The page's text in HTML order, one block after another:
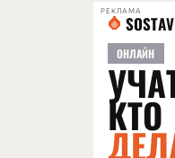
РЕКЛАМА